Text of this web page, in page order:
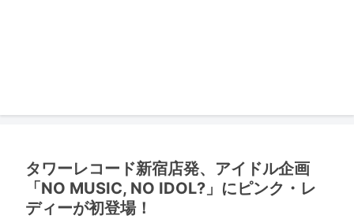
タワーレコード新宿店発、アイドル企画
「NO MUSIC, NO IDOL?」にピンク・レ
ディーが初登場！